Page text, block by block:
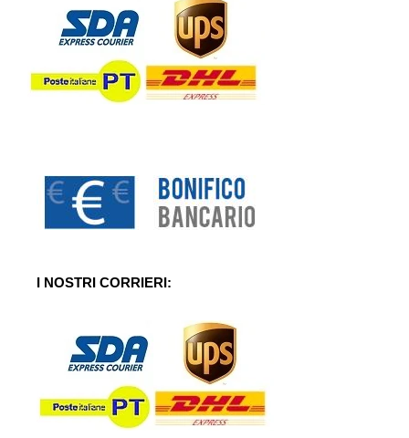
I NOSTRI CORRIERI: